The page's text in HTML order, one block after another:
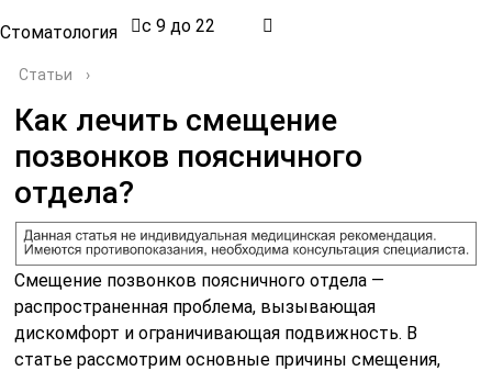
Стоматология с 9 до 22
Статьи ›
Как лечить смещение
позвонков поясничного
отдела?
Смещение позвонков поясничного отдела —
распространенная проблема, вызывающая
дискомфорт и ограничивающая подвижность. В
статье рассмотрим основные причины смещения,